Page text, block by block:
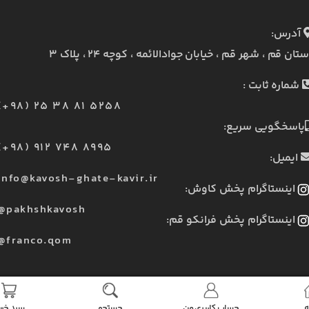
آدرس:
قم ، شهر قم ، خیابان جوادالائمه ، کوچه ۲۴ ، پلاک ۳
شماره ثابت :
25 38 81 5258
پاسخگویی سریع:
912 748 8995
ایمیل:
ghate-kavir.ir
اینستاگرام پخش کاوش:
اینستاگرام پخش فرانکو قم: